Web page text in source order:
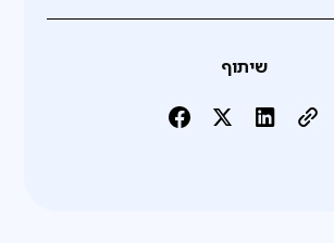
שיתוף